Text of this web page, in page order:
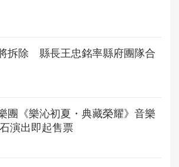
拆除 縣長王忠銘率縣府團隊合
團《樂沁初夏・典藏榮耀》音樂
演出即起售票